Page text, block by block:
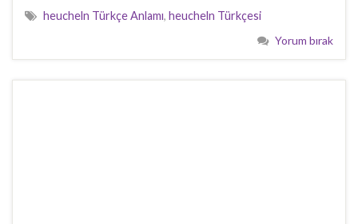
heucheln Türkçe Anlamı, heucheln Türkçesi
Yorum bırak